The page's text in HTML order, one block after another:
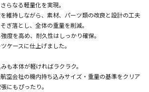
らなる軽量化を実現。
維持しながら、素材、パーツ類の改良と設計の工夫
ぎ落とし、全体の重量を削減。
度を高め、耐久性はしっかり確保。
ケースに仕上げました。
も本体が軽ければラクラク。
空会社の機内持ち込みサイズ・重量の基準をクリア
にもぴったり。